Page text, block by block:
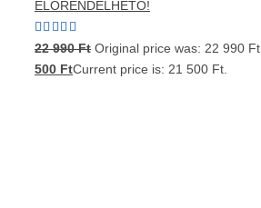
ELŐRENDELHETŐ!
Értékelés:
22 990Ft Original price was: 22 990 Ft.
500 FtCurrent price is: 21 500 Ft.